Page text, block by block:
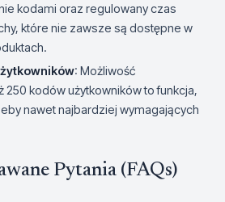
kodami oraz regulowany czas
które nie zawsze są dostępne w
: Możliwość
250 kodów użytkowników to funkcja,
nawet najbardziej wymagających
Pytania (FAQs)